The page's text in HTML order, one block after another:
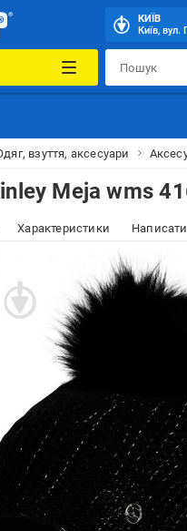
КИЇВ
Київ, вул.
взуття, аксесуари
Meja wms
Характеристики Написати